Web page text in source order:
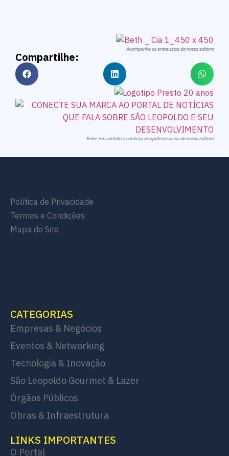
Acompanhe as entrevistas da nossa editora
Compartilhe:
Entre em contato e conheça as opçõesrevistas da nossa editora
Política de Privacidade
Termos e Condições
Mapa do Site
CATEGORIAS
Empresas & Negócios
Eventos & Networking
Tecnologia & Inovação
São Leopoldo Gourmet & Lazer
Órgãos Públicos
Obras & Infraestrutura
LINKS IMPORTANTES
O Portal